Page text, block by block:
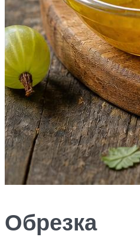
Обрезка